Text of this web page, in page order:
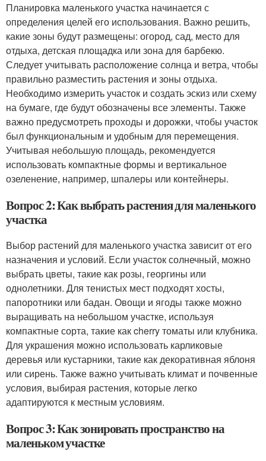
Планировка маленького участка начинается с
определения целей его использования. Важно решить,
какие зоны будут размещены: огород, сад, место для
отдыха, детская площадка или зона для барбекю.
Следует учитывать расположение солнца и ветра, чтобы
правильно разместить растения и зоны отдыха.
Необходимо измерить участок и создать эскиз или схему
на бумаге, где будут обозначены все элементы. Также
важно предусмотреть проходы и дорожки, чтобы участок
был функциональным и удобным для перемещения.
Учитывая небольшую площадь, рекомендуется
использовать компактные формы и вертикальное
озеленение, например, шпалеры или контейнеры.
Вопрос 2: Как выбрать растения для маленького
участка
Выбор растений для маленького участка зависит от его
назначения и условий. Если участок солнечный, можно
выбрать цветы, такие как розы, георгины или
однолетники. Для тенистых мест подходят хосты,
папоротники или бадан. Овощи и ягоды также можно
выращивать на небольшом участке, используя
компактные сорта, такие как cherry томаты или клубника.
Для украшения можно использовать карликовые
деревья или кустарники, такие как декоративная яблоня
или сирень. Также важно учитывать климат и почвенные
условия, выбирая растения, которые легко
адаптируются к местным условиям.
Вопрос 3: Как зонировать пространство на
маленьком участке